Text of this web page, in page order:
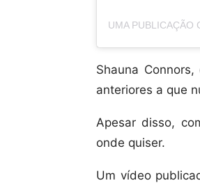
Shauna
anteriores a que
Apesar disso,
onde quiser.
Um vídeo